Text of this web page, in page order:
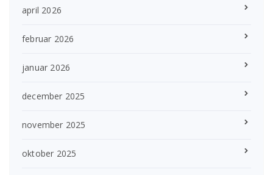
april 2026
februar 2026
januar 2026
december 2025
november 2025
oktober 2025